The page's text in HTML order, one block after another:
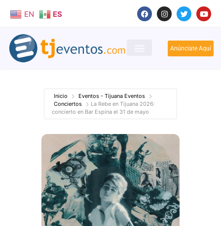
EN ES
Anúnciate Aquí
Inicio
Eventos - Tijuana Eventos
Conciertos
La Rebe en Tijuana 2026:
concierto en Bar Espina el 31 de mayo